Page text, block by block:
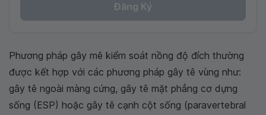
Đăng Ký
Phương pháp gây mê kiểm soát nồng độ đích thường
được kết hợp với các phương pháp gây tê vùng như:
gây tê ngoài màng cứng, gây tê mặt phẳng cơ dựng
sống (ESP) hoặc gây tê cạnh cột sống (paravertebral